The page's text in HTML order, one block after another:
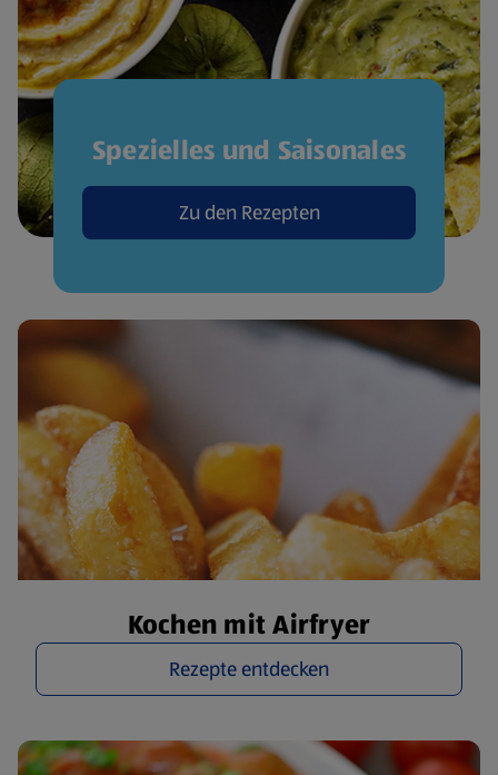
Spezielles und Saisonales
Zu den Rezepten
Kochen mit Airfryer
Rezepte entdecken